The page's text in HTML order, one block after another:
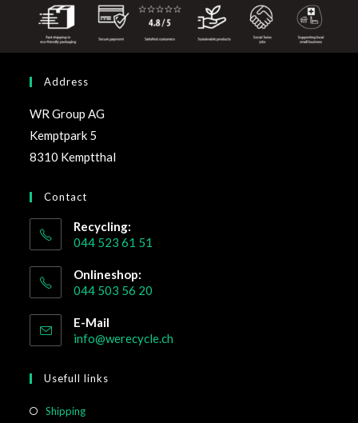
Address
WR Group AG
Kemptpark 5
8310 Kemptthal
Contact
Recycling:
044 523 61 51
Onlineshop:
044 503 56 20
E-Mail
info@werecycle.ch
Usefull links
Shipping